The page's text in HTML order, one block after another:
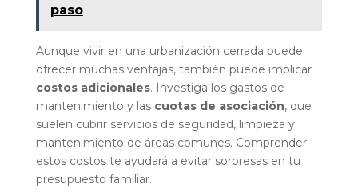
paso
Aunque vivir en una urbanización cerrada puede
ofrecer muchas ventajas, también puede implicar
costos adicionales. Investiga los gastos de
mantenimiento y las cuotas de asociación, que
suelen cubrir servicios de seguridad, limpieza y
mantenimiento de áreas comunes. Comprender
estos costos te ayudará a evitar sorpresas en tu
presupuesto familiar.